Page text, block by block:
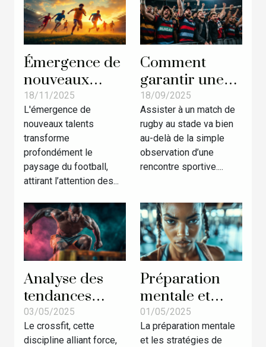
Émergence de
nouveaux
talents dans le
football : quel
impact sur
l'équipe
nationale ?
18/11/2025
L'émergence de
nouveaux talents
transforme
profondément le
paysage du football,
attirant l’attention des...
Comment
garantir une
expérience
inoubliable au
stade de rugby
?
18/09/2025
Assister à un match de
rugby au stade va bien
au-delà de la simple
observation d’une
rencontre sportive....
Analyse des
tendances
actuelles dans
les
03/05/2025
Le crossfit, cette
discipline alliant force,
Préparation
mentale et
stratégies de
concentration
01/05/2025
La préparation mentale
et les stratégies de